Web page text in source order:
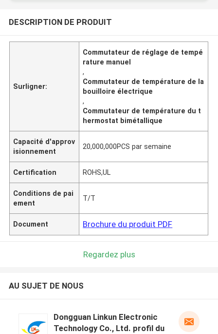
DESCRIPTION DE PRODUIT
Surligner:
Commutateur de réglage de tempé
rature manuel
,
Commutateur de température de la
bouilloire électrique
,
Commutateur de température du t
hermostat bimétallique
Capacité d'approv
isionnement
20,000,000PCS par semaine
Certification ROHS,UL
Conditions de pai
ement
T/T
Document Brochure du produit PDF
Regardez plus
AU SUJET DE NOUS
Dongguan Linkun Electronic
Technology Co., Ltd. profil du